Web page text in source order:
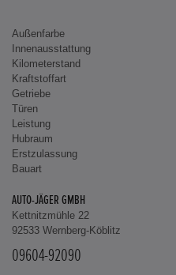
Außenfarbe
Innenausstattung
Kilometerstand
Kraftstoffart
Getriebe
Türen
Leistung
Hubraum
Erstzulassung
Bauart
AUTO-JÄGER GMBH
Kettnitzmühle 22
92533 Wernberg-Köblitz
09604-92090